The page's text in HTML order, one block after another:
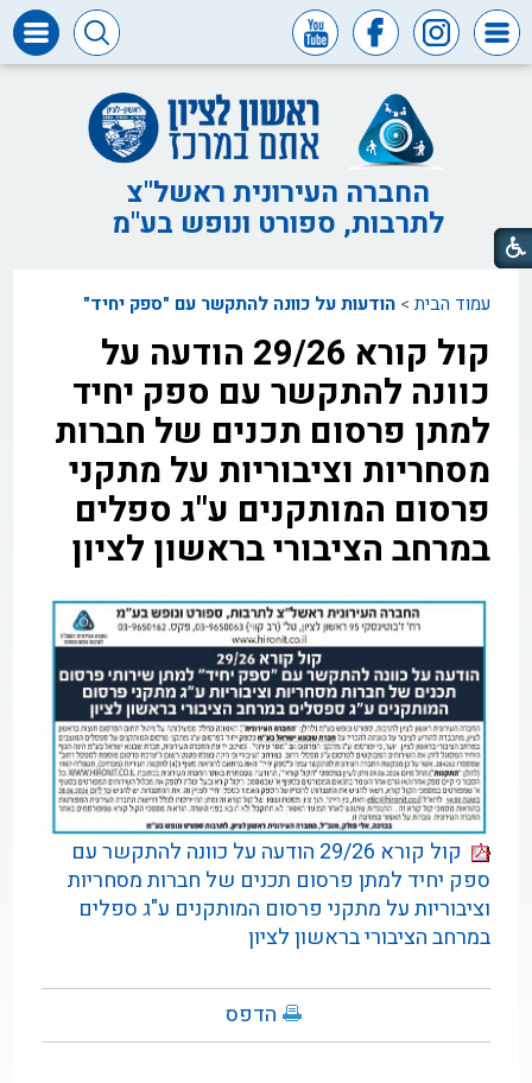
ומכרזים
חופש
המידע
דבר
ראש
דבר
דירקטוריון
החברה
צור
קשר
החברה העירונית ראשל"צ
לתרבות, ספורט ונופש בע"מ
עמוד הבית >הודעות על כוונה להתקשר עם "ספק יחיד"
קול קורא 29/26 הודעה על
כוונה להתקשר עם ספק יחיד
למתן פרסום תכנים של חברות
מסחריות וציבוריות על מתקני
פרסום המותקנים ע"ג ספלים
במרחב הציבורי בראשון לציון
קול קורא 29/26 הודעה על כוונה להתקשר עם
ספק יחיד למתן פרסום תכנים של חברות מסחריות
וציבוריות על מתקני פרסום המותקנים ע"ג ספלים
במרחב הציבורי בראשון לציון
הדפס